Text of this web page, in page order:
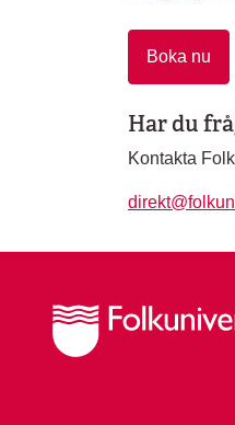
Boka nu
Har du
Kontakta